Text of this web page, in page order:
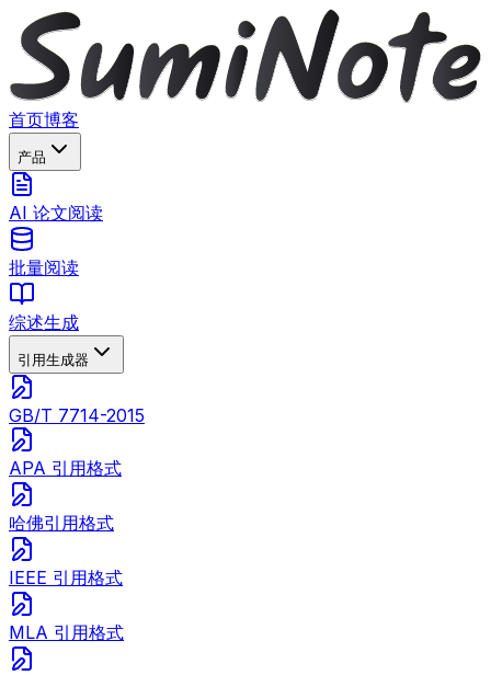
首页博客
产品
AI 论文阅读
批量阅读
综述生成
引用生成器
GB/T 7714-2015
APA 引用格式
哈佛引用格式
IEEE 引用格式
MLA 引用格式